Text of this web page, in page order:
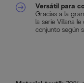
Versátil para
Gracias a la
la serie Villana
conjunto según